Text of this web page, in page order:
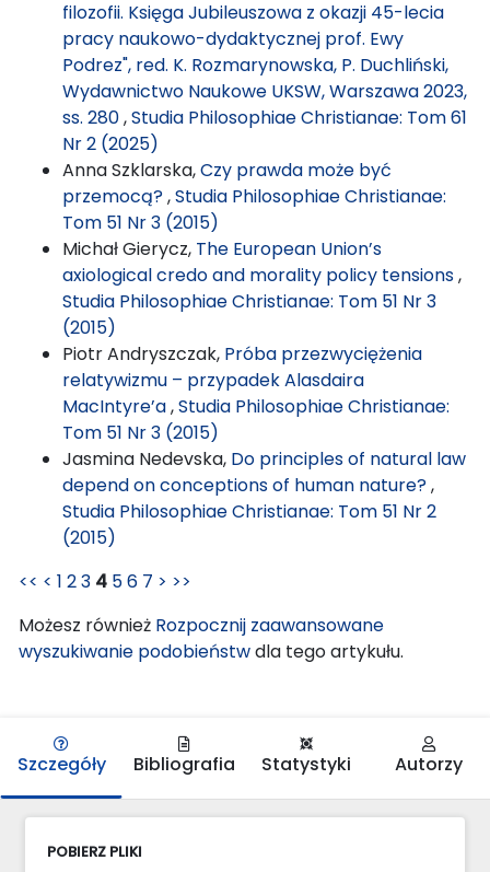
filozofii. Księga Jubileuszowa z okazji 45-lecia
pracy naukowo-dydaktycznej prof. Ewy
Podrez", red. K. Rozmarynowska, P. Duchliński,
Wydawnictwo Naukowe UKSW, Warszawa 2023,
ss. 280,Studia Philosophiae Christianae: Tom 61
Nr 2 (2025)
Anna Szklarska,Czy prawda może być
przemocą?,Studia Philosophiae Christianae:
Tom 51 Nr 3 (2015)
Michał Gierycz, The European Union’s
axiological credo and morality policy tensions,
Studia Philosophiae Christianae: Tom 51 Nr 3
(2015)
Piotr Andryszczak, Próba przezwyciężenia
relatywizmu – przypadek Alasdaira
MacIntyre’a,Studia Philosophiae Christianae:
Tom 51 Nr 3 (2015)
Jasmina Nedevska, Do principles of natural law
depend on conceptions of human nature?,
Studia Philosophiae Christianae: Tom 51 Nr 2
(2015)
<< < 1 23 4 56 7 > >>
Możesz również Rozpocznij zaawansowane
wyszukiwanie podobieństwdla tego artykułu.
Szczegóły Bibliografia Statystyki Autorzy
POBIERZ PLIKI